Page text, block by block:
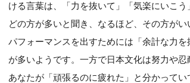
ける言葉は、「力を抜いて」「気楽にいこ
どの方が多いと聞き、なるほど、その方が
パフォーマンスを出すためには「余計な力
が多いようです。一方で日本文化は努力や
あなたが「頑張るのに疲れた」と分かって